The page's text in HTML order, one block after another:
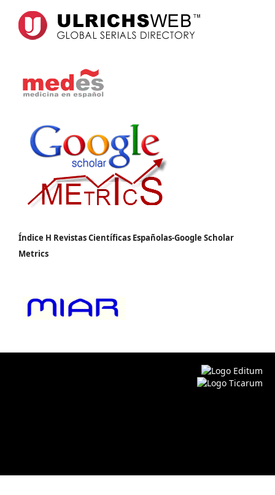
Índice H Revistas Científicas Españolas-Google Scholar
Metrics